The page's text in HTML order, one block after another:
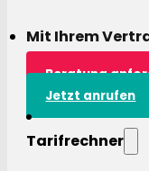
Mit Ihrem
Beratung
Jetzt anrufen
Tarifrechner